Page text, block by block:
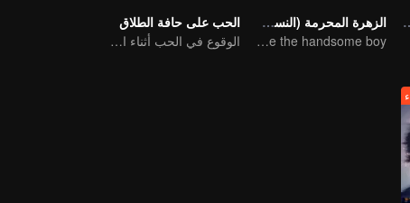
Bound
الزهرة المحرمة (النسخة الإنجليزية)
Pure girl manages to move the handsome boy
الحب على حافة الطلاق
الوقوع في الحب أثناء الطلاق